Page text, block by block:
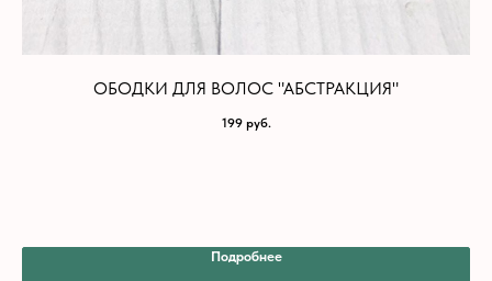
ОБОДКИ ДЛЯ ВОЛОС "АБСТРАКЦИЯ"
199 руб.
Подробнее